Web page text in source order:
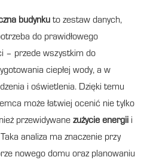
budynku to zestaw danych,
do prawidłowego
– przede wszystkim do
ciepłej wody, a w
i oświetlenia. Dzięki temu
może łatwiej ocenić nie tylko
przewidywane zużycie energii i
Taka analiza ma znaczenie przy
nowego domu oraz planowaniu